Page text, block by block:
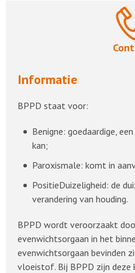
Informatie
BPPD staat voor:
Benigne: goedaardige,
kan;
Paroxismale: komt in
PositieDuizeligheid: de
verandering van houding.
BPPD wordt veroorzaakt
evenwichtsorgaan in het
evenwichtsorgaan bevinden
vloeistof. Bij BPPD zijn deze